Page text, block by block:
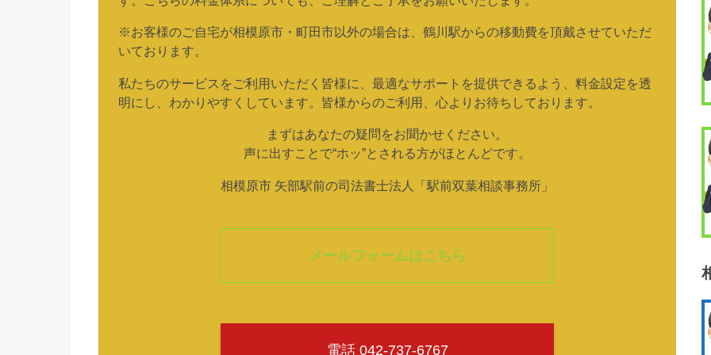
※お客様のご自宅が相模原市・町田市以外の場合は、鶴川駅からの移動費を頂戴させていただ
いております。
私たちのサービスをご利用いただく皆様に、最適なサポートを提供できるよう、料金設定を透
明にし、わかりやすくしています。皆様からのご利用、心よりお待ちしております。
まずはあなたの疑問をお聞かせください。
声に出すことで“ホッ”とされる方がほとんどです。
相模原市 矢部駅前の司法書士法人「駅前双葉相談事務所」
メールフォームはこちら
電話 042-737-6767